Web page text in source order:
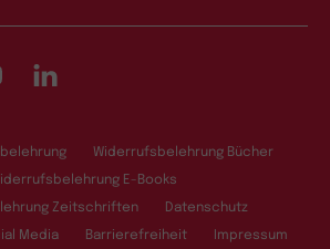
LinkedIn
Widerrufsbelehrung Bücher
E-Books
Zeitschriften Datenschutz
Media Barrierefreiheit Impressum